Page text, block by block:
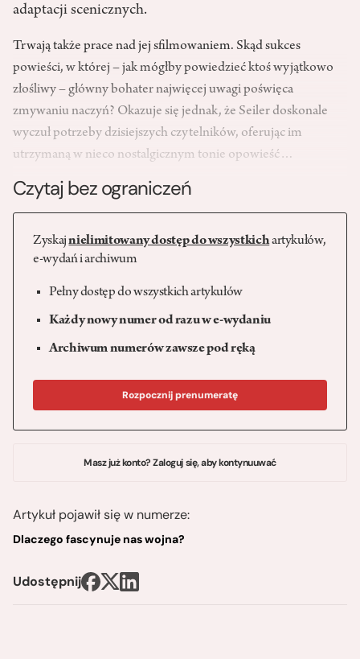
adaptacji scenicznych.
Trwają także prace nad jej sfil­mowaniem. Skąd sukces
powieści, w której – jak mógłby powiedzieć ktoś wyjątkowo
złośliwy – główny bohater najwięcej uwagi poświęca
zmywaniu naczyń? Okazuje się jednak, że Seiler doskonale
wyczuł potrzeby dzisiejszych czytelników, oferując im
utrzymaną w nieco nostalgicznym tonie opowieść…
Czytaj bez ograniczeń
Zyskajnielimitowany dostęp do wszystkichartykułów,
e-wydań i archiwum
Pełny dostęp do wszystkich artykułów
Każdy nowy numer od razu w e-wydaniu
Archiwum numerów zawsze pod ręką
Rozpocznij prenumeratę
Masz już konto? Zaloguj się, aby kontynuuwać
Artykuł pojawił się w numerze:
Dlaczego fascynuje nas wojna?
Udostępnij